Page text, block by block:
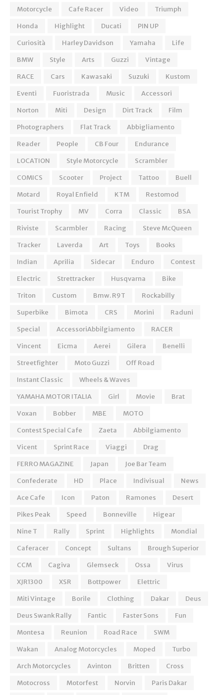
Motorcycle Cafe Racer Video
Triumph
Honda
Highlight Ducati
PIN UP
Curiosità
Harley Davidson Yamaha
Life
BMW
Style Arts Guzzi
Vintage
RACE
Cars Kawasaki Suzuki
Kustom
Eventi
Fuoristrada Music
Accessori
Norton
Miti Design Dirt Track
Film
Photographers
Flat Track
Abbigliamento
Reader
People CB Four
Endurance
LOCATION
Style Motorcycle
Scrambler
COMICS
Scooter Project Tattoo
Buell
Motard
Royal Enfield KTM
Restomod
Tourist Trophy
MV Corra Classic
BSA
Riviste
Scarmbler Racing
Steve McQueen
Tracker
Laverda Art Toys
Books
Indian
Aprilia Sidecar Enduro
Contest
Electric
Strettracker Husqvarna
Bike
Triton
Custom Bmw. R9T
Rockabilly
Superbike
Bimota CRS Morini
Raduni
Special
AccessoriAbbilgiamento
RACER
Vincent
Eicma Aerei Gilera
Benelli
Streetfighter
Moto Guzzi
Off Road
Instant Classic
Wheels & Waves
YAMAHA MOTOR ITALIA
Girl Movie
Brat
Voxan
Bobber MBE
MOTO
Contest Special Cafe
Zaeta
Abbilgiamento
Vicent
Sprint Race Viaggi
Drag
FERRO MAGAZINE
Japan
Joe Bar Team
Confederate
HD Place Indivisual
News
Ace Cafe
Icon Paton Ramones
Desert
Pikes Peak
Speed Bonneville
Higear
Nine T
Rally Sprint Highlights
Mondial
Caferacer
Concept Sultans
Brough Superior
CCM
Cagiva Glemseck Ossa
Virus
XJR1300
XSR Bottpower
Elettric
Miti Vintage
Borile Clothing Dakar
Deus
Deus Swank Rally
Fantic Faster Sons
Fun
Montesa
Reunion Road Race
SWM
Wakan
Analog Motorcycles Moped
Turbo
Arch Motorcycles
Avinton Britten
Cross
Motocross
Motorfest Norvin
Paris Dakar